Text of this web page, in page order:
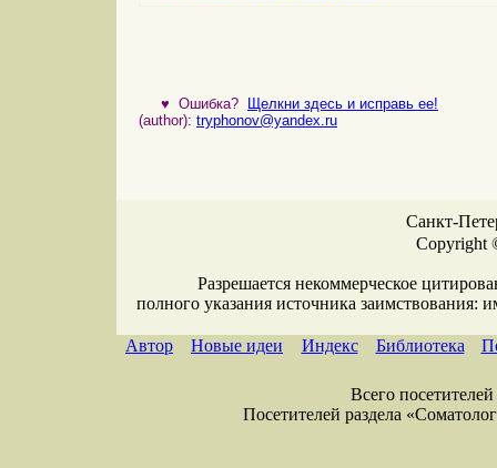
♥ Ошибка?
Щелкни здесь и исправь ее!
(author): tryphonov@yandex.ru
Санкт-
Copyright
Разрешается некоммерческое
полного указания источника заимствования:
Автор Новые идеи Индекс Библиотека
Всего
Посетителей раздела